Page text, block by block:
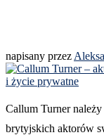
napisany przez
Callum Turner
brytyjskich aktorów